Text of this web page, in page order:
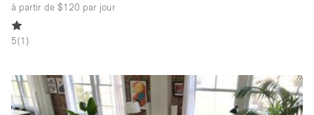
Plusieurs Pièces
Rooftop / Terrasse
Réserve
à partir de $120 par jour
5(1 )